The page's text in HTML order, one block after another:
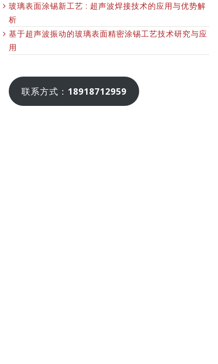
玻璃表面涂锡新工艺 : 超声波焊接技术的应用与优势解
析
基于超声波振动的玻璃表面精密涂锡工艺技术研究与应
用
联系方式： 18918712959